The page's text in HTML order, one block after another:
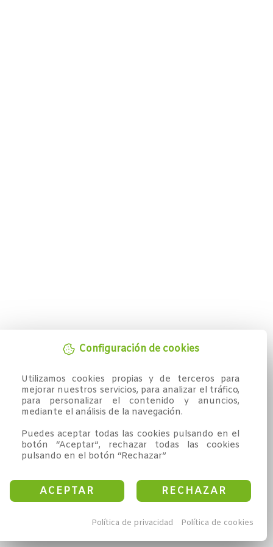
Configuración de cookies
Utilizamos cookies propias y de terceros para
mejorar nuestros servicios, para analizar el tráfico,
para personalizar el contenido y anuncios,
mediante el análisis de la navegación.
Puedes aceptar todas las cookies pulsando en el
botón “Aceptar”, rechazar todas las cookies
pulsando en el botón “Rechazar”
ACEPTAR RECHAZAR
Política de privacidad Política de cookies